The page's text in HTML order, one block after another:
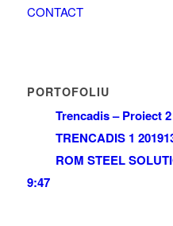
CONTACT
PORTOFOLIU
Trencadis – Proiect 2
TRENCADIS 1 2019
ROM STEEL
9:47